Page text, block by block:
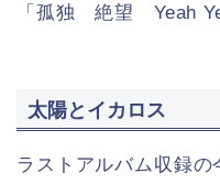
「孤独 絶望 Yeah
太陽とイカロス
ラストアルバム収録の